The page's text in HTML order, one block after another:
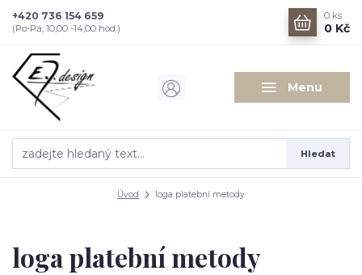
Menu
Hledat
+420 736 154 659
(Po-Pá, 10,00 -14,00 hod.)
0 ks
0 Kč
Úvod loga platební metody
loga platební metody